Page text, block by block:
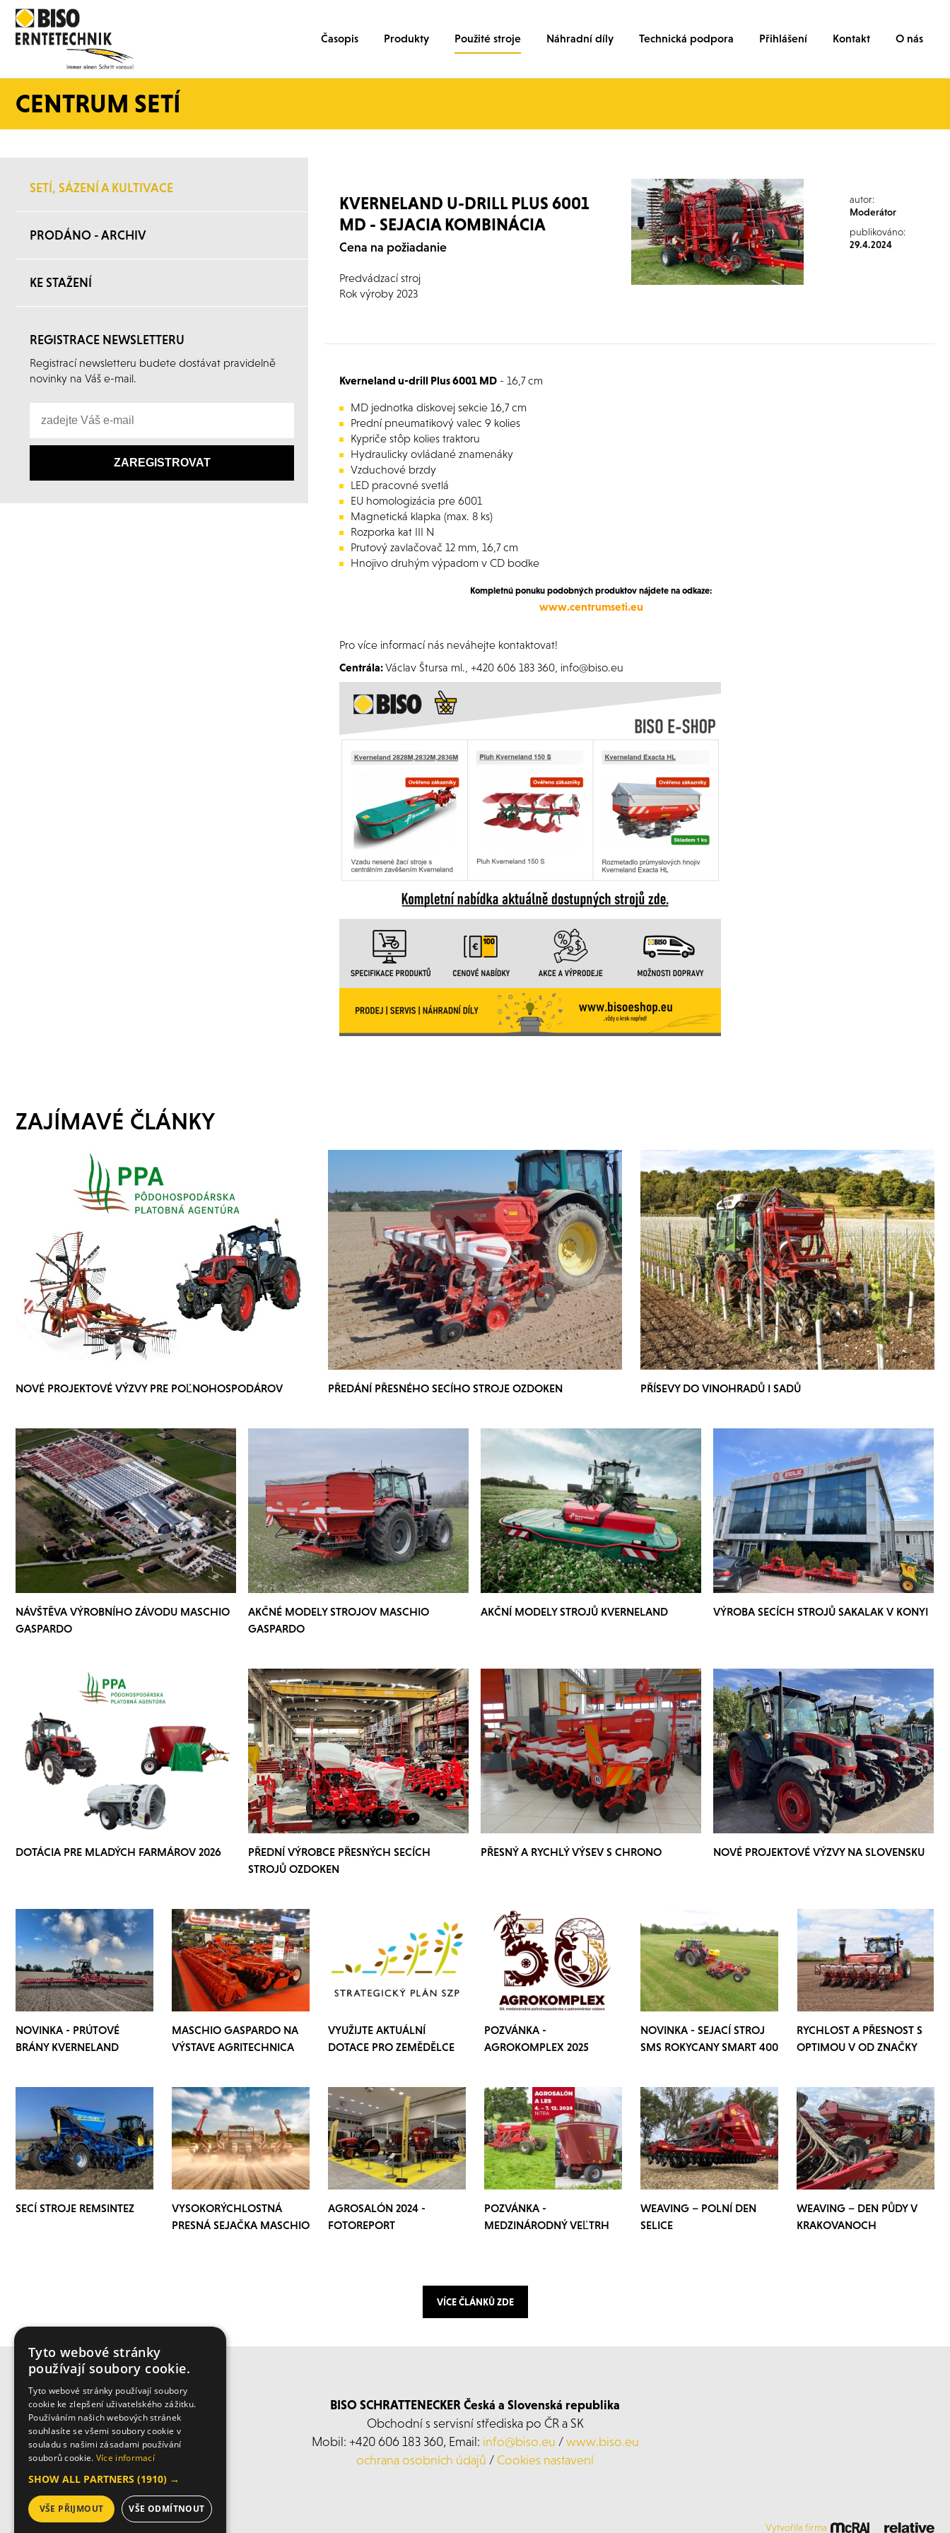
Časopis Produkty Použité stroje Náhradní díly Technická podpora Přihlášení Kontakt O nás
CENTRUM SETÍ
SETÍ, SÁZENÍ A KULTIVACE
PRODÁNO - ARCHIV
KE STAŽENÍ
REGISTRACE NEWSLETTERU
Registrací newsletteru budete dostávat pravidelně
novinky na Váš e-mail.
KVERNELAND U-DRILL PLUS 6001
MD - SEJACIA KOMBINÁCIA
Cena na požiadanie
autor:
Moderátor
publikováno:
29.4.2024
Predvádzací stroj
Rok výroby 2023
Kverneland u-drill Plus 6001 MD - 16,7 cm
MD jednotka diskovej sekcie 16,7 cm
Prední pneumatikový valec 9 kolies
Kypriče stôp kolies traktoru
Hydraulicky ovládané znamenáky
Vzduchové brzdy
LED pracovné svetlá
EU homologizácia pre 6001
Magnetická klapka (max. 8 ks)
Rozporka kat III N
Prutový zavlačovač 12 mm, 16,7 cm
Hnojivo druhým výpadom v CD bodke
Kompletnú ponuku podobných produktov nájdete na odkaze:
www.centrumseti.eu
Pro více informací nás neváhejte kontaktovat!
Centrála:Václav Štursa ml., +420 606 183 360, info@biso.eu
ZAJÍMAVÉ ČLÁNKY
NOVÉ PROJEKTOVÉ VÝZVY PRE POĽNOHOSPODÁROV PŘEDÁNÍ PŘESNÉHO SECÍHO STROJE OZDOKEN PŘÍSEVY DO VINOHRADŮ I SADŮ
NÁVŠTĚVA VÝROBNÍHO ZÁVODU MASCHIO
GASPARDO
AKČNÉ MODELY STROJOV MASCHIO
GASPARDO
AKČNÍ MODELY STROJŮ KVERNELAND VÝROBA SECÍCH STROJŮ SAKALAK V KONYI
DOTÁCIA PRE MLADÝCH FARMÁROV 2026
PŘEDNÍ VÝROBCE PŘESNÝCH SECÍCH
STROJŮ OZDOKEN
PŘESNÝ A RYCHLÝ VÝSEV S CHRONO NOVÉ PROJEKTOVÉ VÝZVY NA SLOVENSKU
NOVINKA - PRÚTOVÉ
BRÁNY KVERNELAND
MASCHIO GASPARDO NA
VÝSTAVE AGRITECHNICA
VYUŽIJTE AKTUÁLNÍ
DOTACE PRO ZEMĚDĚLCE
POZVÁNKA -
AGROKOMPLEX 2025
NOVINKA - SEJACÍ STROJ
SMS ROKYCANY SMART 400
RYCHLOST A PŘESNOST S
OPTIMOU V OD ZNAČKY
SECÍ STROJE REMSINTEZ
VYSOKORÝCHLOSTNÁ
PRESNÁ SEJAČKA MASCHIO
AGROSALÓN 2024 -
FOTOREPORT
POZVÁNKA -
MEDZINÁRODNÝ VEĽTRH
WEAVING – POLNÍ DEN
SELICE
WEAVING – DEN PŮDY V
KRAKOVANOCH
VÍCE ČLÁNKŮ ZDE
BISO SCHRATTENECKER Česká a Slovenská republika
Obchodní s servisní střediska po ČR a SK
Mobil: +420 606 183 360, Email: info@biso.eu /www.biso.eu
ochrana osobních údajů /Cookies nastavení
Vytvořila firma
Tyto webové stránky
používají soubory cookie.
Tyto webové stránky používají soubory
cookie ke zlepšení uživatelského zážitku.
Používáním našich webových stránek
souhlasíte se všemi soubory cookie v
souladu s našimi zásadami používání
souborů cookie. Více informací
SHOW ALL PARTNERS (1910) →
VŠE PŘIJMOUT VŠE ODMÍTNOUT